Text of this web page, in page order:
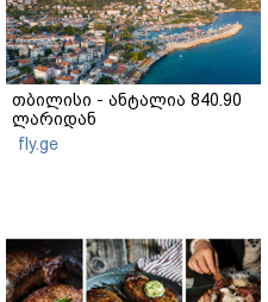
თბილისი - ანტალია 840.90
ლარიდან
fly.ge